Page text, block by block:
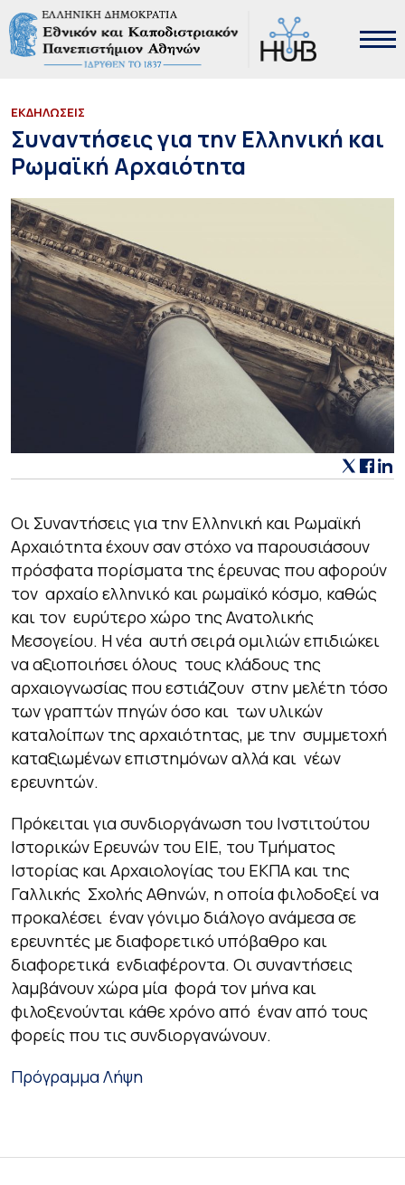
ΕΚΔΗΛΩΣΕΙΣ
Συναντήσεις για την Ελληνική και
Ρωμαϊκή Αρχαιότητα
Οι Συναντήσεις για την Ελληνική και Ρωμαϊκή
Αρχαιότητα έχουν σαν στόχο να παρουσιάσουν
πρόσφατα πορίσματα της έρευνας που αφορούν
τον αρχαίο ελληνικό και ρωμαϊκό κόσμο, καθώς
και τον ευρύτερο χώρο της Ανατολικής
Μεσογείου. Η νέα αυτή σειρά ομιλιών επιδιώκει
να αξιοποιήσει όλους τους κλάδους της
αρχαιογνωσίας που εστιάζουν στην μελέτη τόσο
των γραπτών πηγών όσο και των υλικών
καταλοίπων της αρχαιότητας, με την συμμετοχή
καταξιωμένων επιστημόνων αλλά και νέων
ερευνητών.
Πρόκειται για συνδιοργάνωση του Ινστιτούτου
Ιστορικών Ερευνών του ΕΙΕ, του Τμήματος
Ιστορίας και Αρχαιολογίας του ΕΚΠΑ και της
Γαλλικής Σχολής Αθηνών, η οποία φιλοδοξεί να
προκαλέσει έναν γόνιμο διάλογο ανάμεσα σε
ερευνητές με διαφορετικό υπόβαθρο και
διαφορετικά ενδιαφέροντα. Οι συναντήσεις
λαμβάνουν χώρα μία φορά τον μήνα και
φιλοξενούνται κάθε χρόνο από έναν από τους
φορείς που τις συνδιοργανώνουν.
ΠρόγραμμαΛήψη